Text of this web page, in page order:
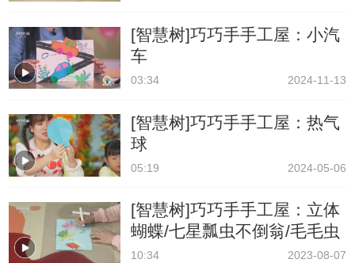
[智慧树]巧巧手手工屋：小汽
车
03:34 2024-11-13
[智慧树]巧巧手手工屋：热气
球
05:19 2024-05-06
[智慧树]巧巧手手工屋：立体
蝴蝶/七星瓢虫不倒翁/毛毛虫
10:34 2023-08-07